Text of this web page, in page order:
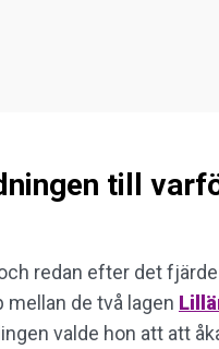
till
redan efter det
de två lagen
valde hon att att